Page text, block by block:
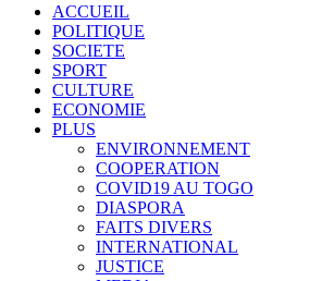
ACCUEIL
POLITIQUE
SOCIETE
SPORT
CULTURE
ECONOMIE
PLUS
ENVIRONNEMENT
COOPERATION
COVID19 AU TOGO
DIASPORA
FAITS DIVERS
INTERNATIONAL
JUSTICE